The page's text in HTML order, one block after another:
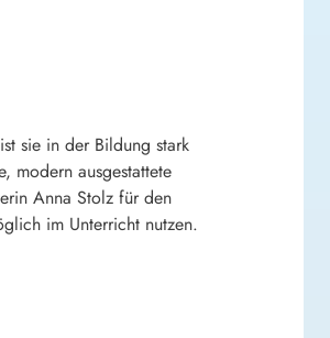
sie in der Bildung stark
modern ausgestattete
Anna Stolz für den
im Unterricht nutzen.